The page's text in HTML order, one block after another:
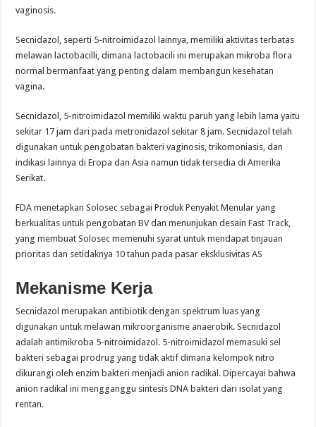
vaginosis.
Secnidazol, seperti 5-nitroimidazol lainnya, memiliki aktivitas terbatas
melawan lactobacilli, dimana lactobacili ini merupakan mikroba flora
normal bermanfaat yang penting dalam membangun kesehatan
vagina.
Secnidazol, 5-nitroimidazol memiliki waktu paruh yang lebih lama yaitu
sekitar 17 jam dari pada metronidazol sekitar 8 jam. Secnidazol telah
digunakan untuk pengobatan bakteri vaginosis, trikomoniasis, dan
indikasi lainnya di Eropa dan Asia namun tidak tersedia di Amerika
Serikat.
FDA menetapkan Solosec sebagai Produk Penyakit Menular yang
berkualitas untuk pengobatan BV dan menunjukan desain Fast Track,
yang membuat Solosec memenuhi syarat untuk mendapat tinjauan
prioritas dan setidaknya 10 tahun pada pasar eksklusivitas AS
Mekanisme Kerja
Secnidazol merupakan antibiotik dengan spektrum luas yang
digunakan untuk melawan mikroorganisme anaerobik. Secnidazol
adalah antimikroba 5-nitroimidazol. 5-nitroimidazol memasuki sel
bakteri sebagai prodrug yang tidak aktif dimana kelompok nitro
dikurangi oleh enzim bakteri menjadi anion radikal. Dipercayai bahwa
anion radikal ini mengganggu sintesis DNA bakteri dari isolat yang
rentan.